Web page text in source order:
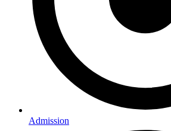
Admission